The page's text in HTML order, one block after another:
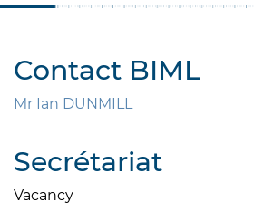
Contact BIML
Mr Ian DUNMILL
Secrétariat
Vacancy